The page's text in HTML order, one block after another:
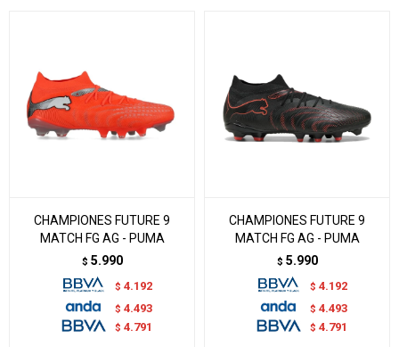
CHAMPIONES FUTURE 9
MATCH FG AG - PUMA
$ 5.990
$ 4.192
$ 4.493
$ 4.791
CHAMPIONES FUTURE 9
MATCH FG AG - PUMA
$ 5.990
$ 4.192
$ 4.493
$ 4.791